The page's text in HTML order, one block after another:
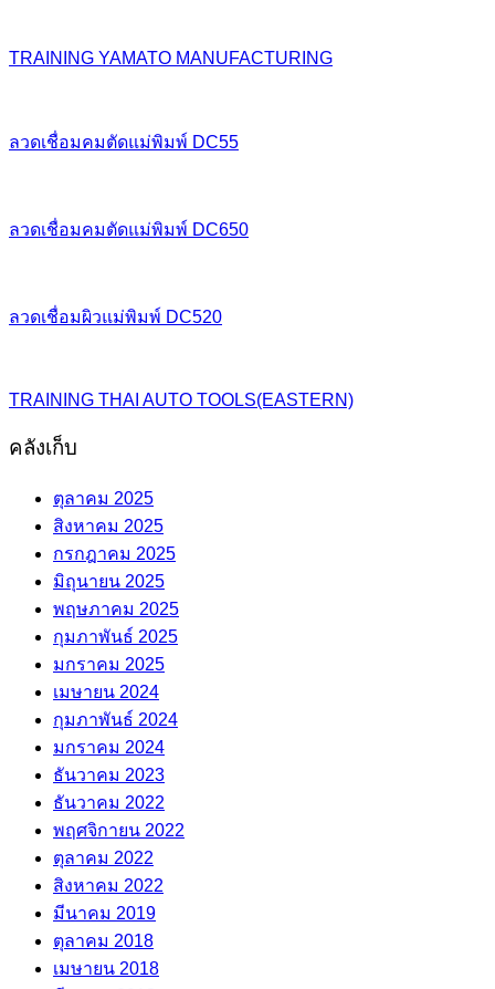
TRAINING YAMATO MANUFACTURING
ลวดเชื่อมคมตัดแม่พิมพ์ DC55
ลวดเชื่อมคมตัดแม่พิมพ์ DC650
ลวดเชื่อมผิวแม่พิมพ์ DC520
TRAINING THAI AUTO TOOLS(EASTERN)
คลังเก็บ
ตุลาคม 2025
สิงหาคม 2025
กรกฎาคม 2025
มิถุนายน 2025
พฤษภาคม 2025
กุมภาพันธ์ 2025
มกราคม 2025
เมษายน 2024
กุมภาพันธ์ 2024
มกราคม 2024
ธันวาคม 2023
ธันวาคม 2022
พฤศจิกายน 2022
ตุลาคม 2022
สิงหาคม 2022
มีนาคม 2019
ตุลาคม 2018
เมษายน 2018